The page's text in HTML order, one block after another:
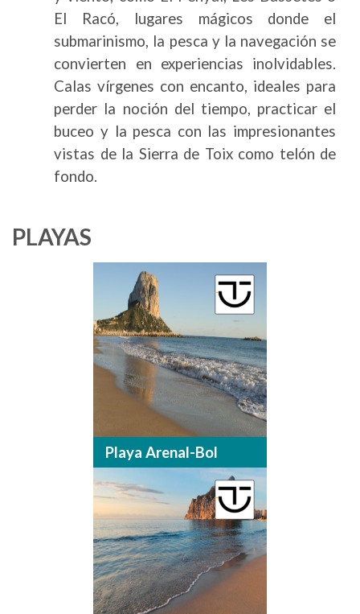
El Racó, lugares mágicos donde el
submarinismo, la pesca y la navegación se
convierten en experiencias inolvidables.
Calas vírgenes con encanto, ideales para
perder la noción del tiempo, practicar el
buceo y la pesca con las impresionantes
vistas de la Sierra de Toix como telón de
fondo.
PLAYAS
Playa Arenal-Bol